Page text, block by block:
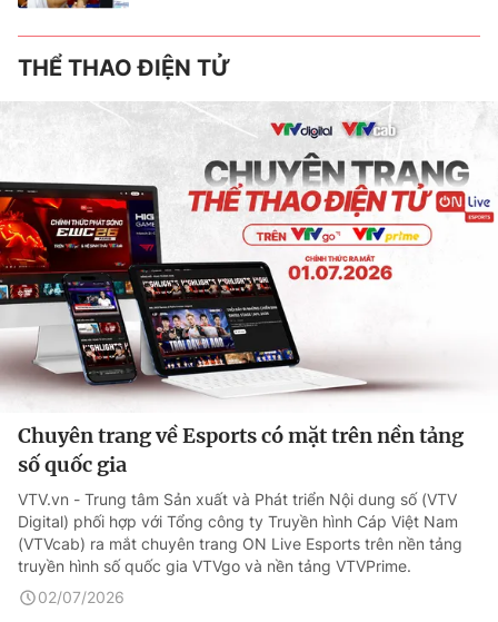
THỂ THAO ĐIỆN TỬ
Chuyên trang về Esports có mặt trên nền tảng
số quốc gia
VTV.vn - Trung tâm Sản xuất và Phát triển Nội dung số (VTV
Digital) phối hợp với Tổng công ty Truyền hình Cáp Việt Nam
(VTVcab) ra mắt chuyên trang ON Live Esports trên nền tảng
truyền hình số quốc gia VTVgo và nền tảng VTVPrime.
02/07/2026